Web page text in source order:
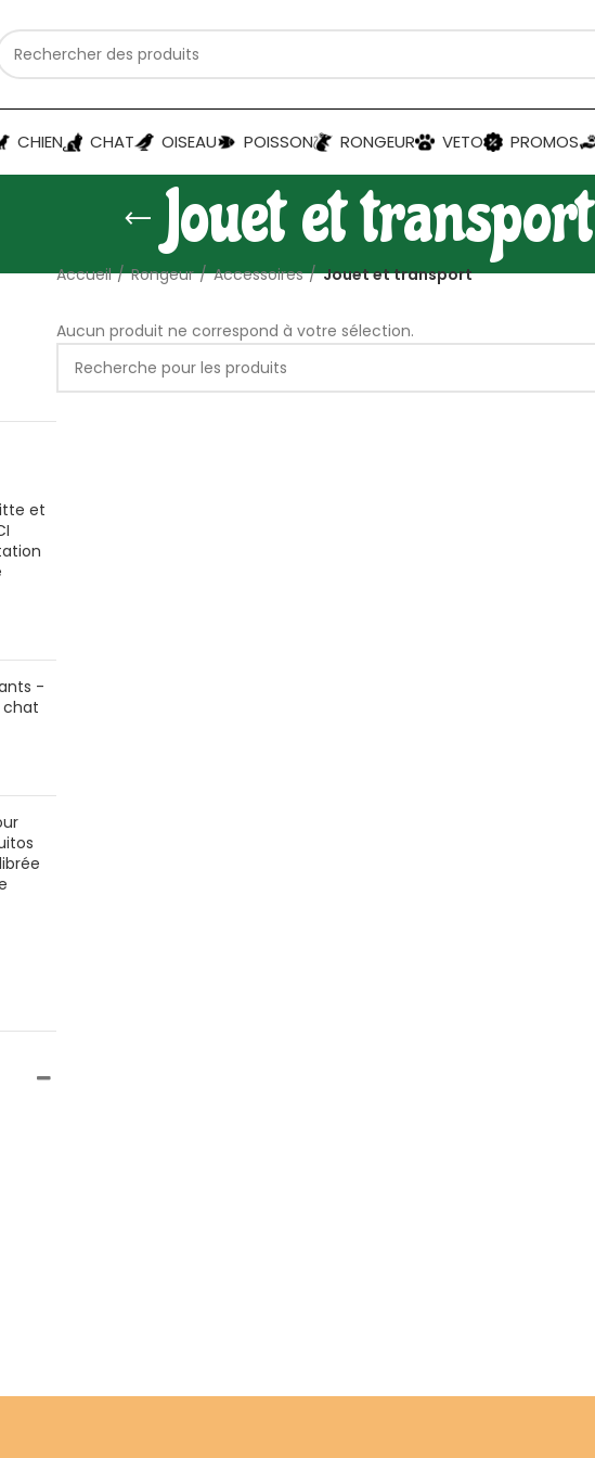
CHIEN CHAT OISEAU POISSON RONGEUR VETO PROMOS
Jouet et transport
et
-
chat
Accueil Rongeur Accessoires Jouet et transport
Aucun produit ne correspond à votre sélection.